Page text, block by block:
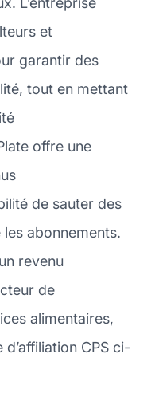
et
garantir des
tout en mettant
offre une
de sauter des
abonnements.
revenu
de
alimentaires,
CPS ci-